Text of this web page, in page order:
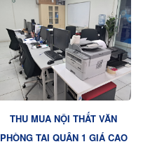
THU MUA NỘI THẤT VĂN
PHÒNG TẠI QUẬN 1 GIÁ CAO